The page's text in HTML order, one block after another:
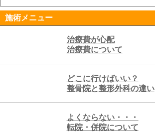
施術メニュー
治療費が心配
治療費について
どこに行けばいい？
整骨院と整形外科の違い
よくならない・・・
転院・併院について